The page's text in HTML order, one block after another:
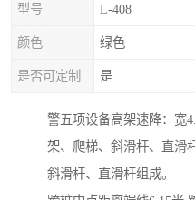
型号 L-408
颜色 绿色
是否可定制 是
警五项设备高架速降：宽
架、爬梯、斜滑杆、直滑
斜滑杆、直滑杆组成。